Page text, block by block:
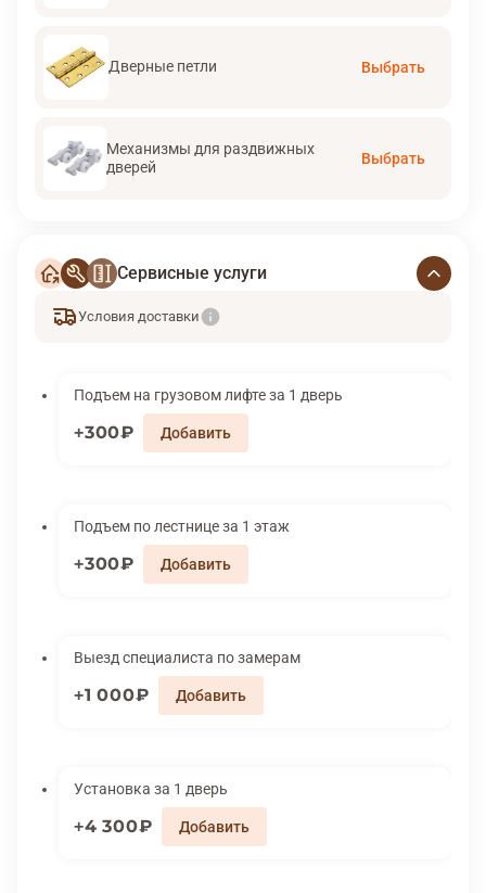
Дверные петли Выбрать
Механизмы для раздвижных
дверей
Выбрать
Сервисные услуги
Условия доставки
Подъем на грузовом лифте за 1 дверь
300₽
Подъем по лестнице за 1 этаж
300₽
Выезд специалиста по замерам
1 000₽
Установка за 1 дверь
4 300₽